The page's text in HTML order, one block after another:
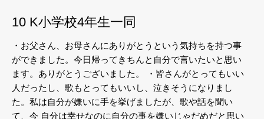
10 K小学校4年生一同
・お父さん、お母さんにありがとうという気持ちを持つ事
ができました。今日帰ってきちんと自分で言いたいと思い
ます。ありがとうございました。
・皆さんがとってもいい
人だったし、歌もとってもいいし、泣きそうになりまし
た。私は自分が嫌いに手を挙げましたが、歌や話を聞い
て、今 自分は幸せなのに自分の事を嫌いじゃだめだと思い